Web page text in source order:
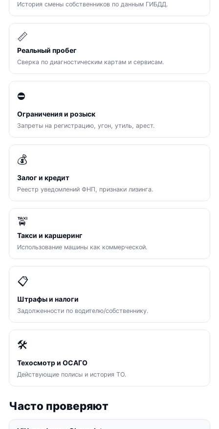
История смены собственников по данным ГИБДД.
📏
Реальный пробег
Сверка по диагностическим картам и сервисам.
⛔
Ограничения и розыск
Запреты на регистрацию, угон, утиль, арест.
💰
Залог и кредит
Реестр уведомлений ФНП, признаки лизинга.
🚖
Такси и каршеринг
Использование машины как коммерческой.
📋
Штрафы и налоги
Задолженности по водителю/собственнику.
🛠
Техосмотр и ОСАГО
Действующие полисы и история ТО.
Часто проверяют